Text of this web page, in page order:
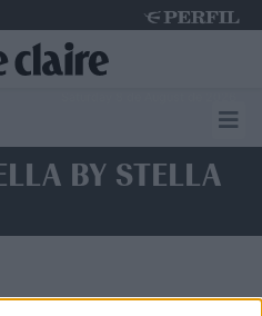
BY STELLA